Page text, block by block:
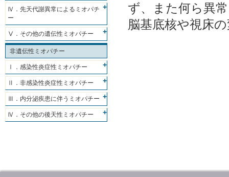
Ⅳ．先天代謝異常によるミオパチ
ー
Ⅴ．その他の遺伝性ミオパチー
非遺伝性ミオパチー
Ⅰ．感染性炎症性ミオパチー
Ⅱ．非感染性炎症性ミオパチー
Ⅲ．内分泌疾患に伴うミオパチー
Ⅳ．その他の後天性ミオパチー
ず、また何ら異
脳基底核や視床